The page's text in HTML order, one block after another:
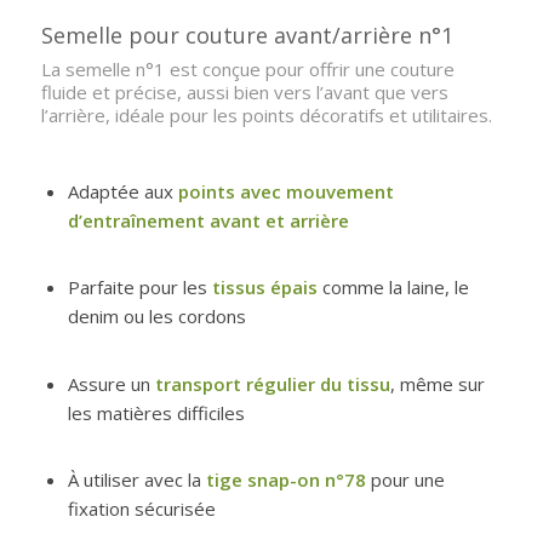
Semelle pour couture avant/arrière n°1
La semelle n°1 est conçue pour offrir une couture
fluide et précise, aussi bien vers l’avant que vers
l’arrière, idéale pour les points décoratifs et utilitaires.
Adaptée aux points avec mouvement
d’entraînement avant et arrière
Parfaite pour les tissus épais comme la laine, le
denim ou les cordons
Assure un transport régulier du tissu, même sur
les matières difficiles
À utiliser avec la tige snap-on n°78 pour une
fixation sécurisée